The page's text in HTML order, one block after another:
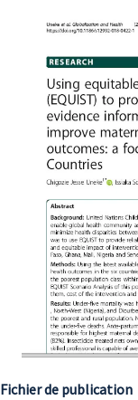
Fichier de publication